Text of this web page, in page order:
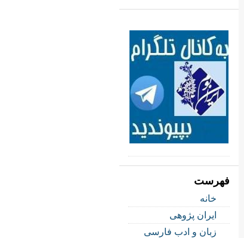
فهرست
خانه
ایران پژوهی
زبان و ادب فارسی